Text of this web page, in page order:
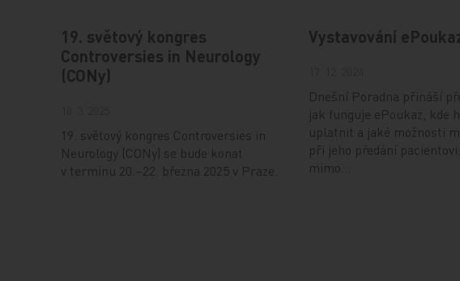
19. světový kongres
Controversies in Neurology
(CONy)
19. světový kongres Controversies in
Neurology (CONy) se bude konat
v termínu 20.–22. března 2025 v Praze.
Vystavování
Dnešní Poradna přináší
jak funguje ePoukaz, kde
uplatnit a jaké možnosti
při jeho předání
mimo…